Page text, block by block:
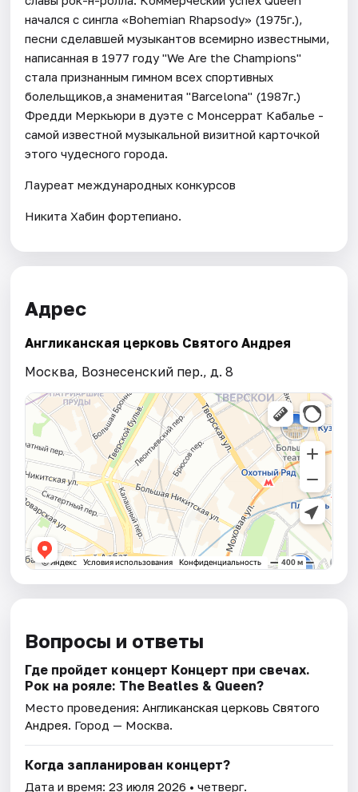
начался с сингла «Bohemian Rhapsody» (1975г.),
песни сделавшей музыкантов всемирно известными,
написанная в 1977 году "We Are the Champions"
стала признанным гимном всех спортивных
болельщиков,а знаменитая "Barcelona" (1987г.)
Фредди Меркьюри в дуэте с Монсеррат Кабалье -
самой известной музыкальной визитной карточкой
этого чудесного города.
Лауреат международных конкурсов
Никита Хабин фортепиано.
Адрес
Англиканская церковь Святого Андрея
Москва, Вознесенский пер., д. 8
Вопросы и ответы
Где пройдет концерт Концерт при свечах.
Рок на рояле: The Beatles & Queen?
Место проведения:Англиканская церковь Святого
Андрея. Город — Москва.
Когда запланирован концерт?
Дата и время:23 июля 2026 • четверг.